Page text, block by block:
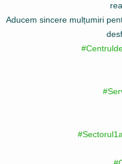
Aducem sincere mulțumiri